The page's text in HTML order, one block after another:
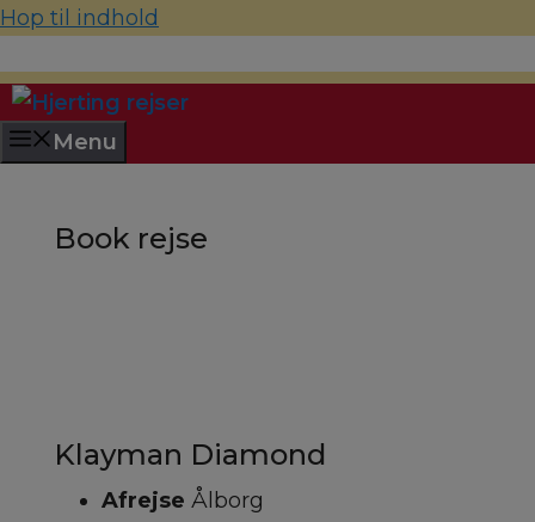
Hop til indhold
Menu
Book rejse
Klayman Diamond
Afrejse Ålborg